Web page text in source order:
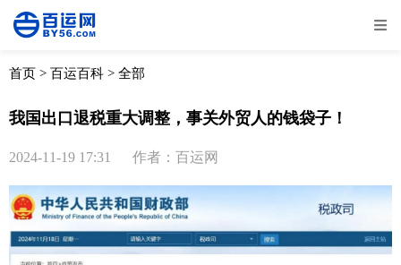
全部 物流资讯
取消
首页 > 百运百科 > 全部
我国出口退税重大调整，事关外贸人的钱袋子！
2024-11-19 17:31 作者：百运网